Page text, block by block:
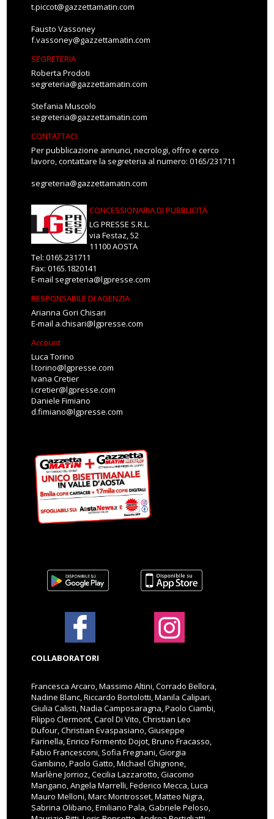
t.piccot@gazzettamatin.com
Fausto Vassoney
f.vassoney@gazzettamatin.com
SEGRETERIA
Roberta Prodoti
segreteria@gazzettamatin.com
Stefania Muscolo
segreteria@gazzettamatin.com
CONTATTACI
Per pubblicazione annunci, necrologi, offro e cerco
lavoro, contattare la segreteria al numero: 0165/231711
segreteria@gazzettamatin.com
CONCESSIONARIA DI PUBBLICITÀ
LG PRESSE S.R.L.
via Festaz, 52
11100 AOSTA
Tel: 0165.231711
Fax: 0165.1820141
E-mail segreteria@lgpresse.com
RESPONSABILE DI AGENZIA
Arianna Gori Chisari
E-mail a.chisari@lgpresse.com
Account
Luca Torino
l.torino@lgpresse.com
Ivana Cretier
i.cretier@lgpresse.com
Daniele Fimiano
d.fimiano@lgpresse.com
COLLABORATORI
Francesca Arcaro, Massimo Altini, Corrado Bellora,
Nadine Blanc, Riccardo Bortolotti, Manila Calipari,
Giulia Calisti, Nadia Camposaragna, Paolo Ciambi,
Filippo Clermont, Carol Di Vito, Christian Leo
Dufour, Christian Evaspasiano, Giuseppe
Farinella, Enrico Formento Dojot, Bruno Fracasso,
Fabio Francesconi, Sofia Fregnani, Giorgia
Gambino, Paolo Gatto, Michael Ghignone,
Marlène Jorrioz, Cecilia Lazzarotto, Giacomo
Mangano, Angela Marrelli, Federico Mecca, Luca
Mauro Melloni, Marc Montrosset, Matteo Nigra,
Sabrina Olibano, Emiliano Pala, Gabriele Peloso,